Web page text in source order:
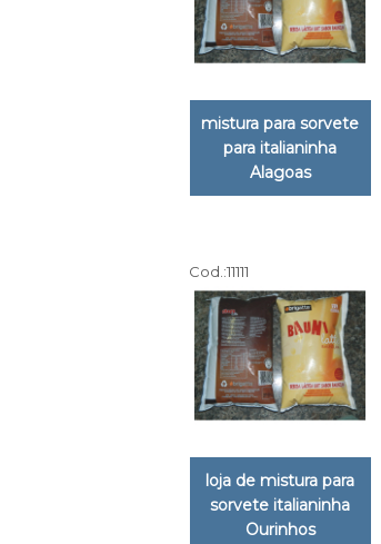
mistura para sorvete
para italianinha
Alagoas
Cod.:11111
loja de mistura para
sorvete italianinha
Ourinhos